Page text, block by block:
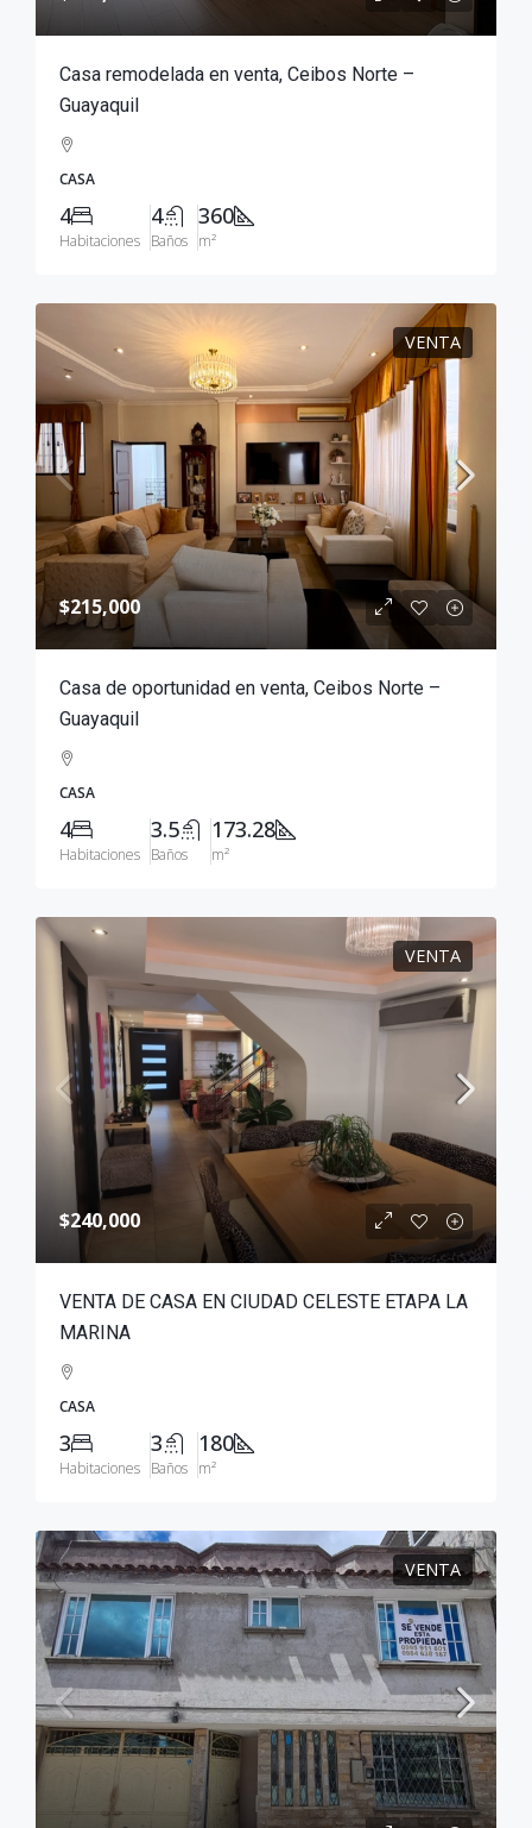
Casa remodelada en venta, Ceibos Norte –
Guayaquil
CASA
4
Habitaciones
4
Baños
360
m²
VENTA
$215,000
Casa de oportunidad en venta, Ceibos Norte –
Guayaquil
CASA
4
Habitaciones
3.5
Baños
173.28
m²
VENTA
$240,000
VENTA DE CASA EN CIUDAD CELESTE ETAPA LA
MARINA
CASA
3
Habitaciones
3
Baños
180
m²
VENTA